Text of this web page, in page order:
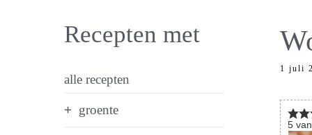
1 juli
5 van
Recepten met
alle recepten
groente